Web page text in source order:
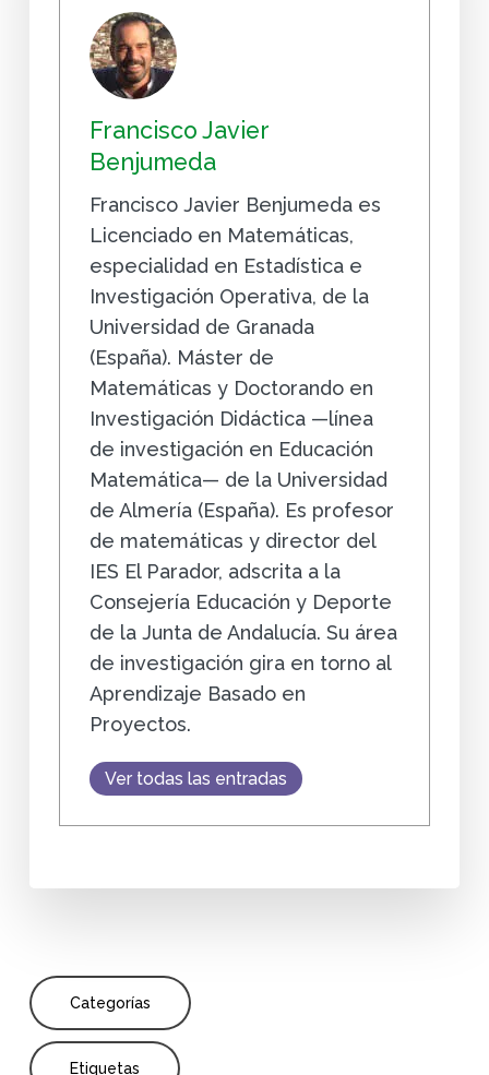
Francisco Javier
Benjumeda
Francisco Javier Benjumeda es
Licenciado en Matemáticas,
especialidad en Estadística e
Investigación Operativa, de la
Universidad de Granada
(España). Máster de
Matemáticas y Doctorando en
Investigación Didáctica —línea
de investigación en Educación
Matemática— de la Universidad
de Almería (España). Es profesor
de matemáticas y director del
IES El Parador, adscrita a la
Consejería Educación y Deporte
de la Junta de Andalucía. Su área
de investigación gira en torno al
Aprendizaje Basado en
Proyectos.
Ver todas las entradas
Categorías
Etiquetas